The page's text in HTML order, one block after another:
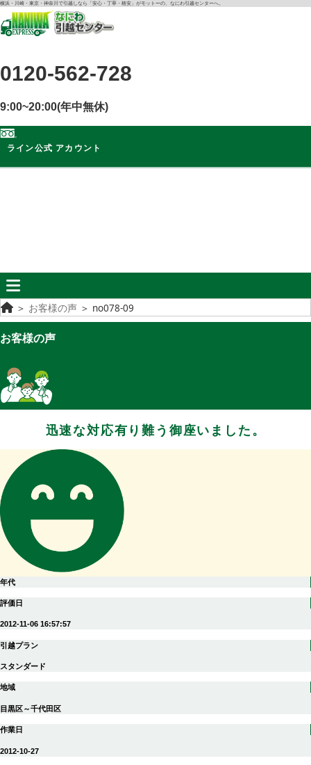
コ
ン
ツ
ス
キ
ッ
横浜・川崎・東京・神奈川で引越しなら「安心・丁寧・格安」がモットーの、なにわ引越センターへ。
0120-562-728
9:00~20:00(年中無休)
ライン公式 アカウント
＞ お客様の声 ＞ no078-09
お客様の声
迅速な対応有り難う御座いました。
年代
評価日
2012-11-06 16:57:57
引越プラン
スタンダード
地域
目黒区～千代田区
作業日
2012-10-27